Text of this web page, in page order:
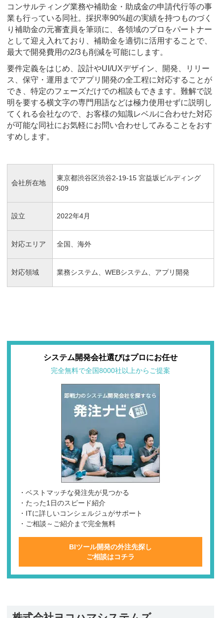
コンサルティング業務や補助金・助成金の申請代行等の事
業も行っている同社。採択率90%超の実績を持つものづく
り補助金の元審査員を筆頭に、各領域のプロをパートナー
として迎え入れており、補助金を適切に活用することで、
最大で開発費用の2/3も削減を可能にします。
要件定義をはじめ、設計やUI/UXデザイン、開発、リリー
ス、保守・運用までアプリ開発の全工程に対応することが
でき、特定のフェーズだけでの相談もできます。難解で説
明を要する横文字の専門用語などは極力使用せずに説明し
てくれる会社なので、お客様の知識レベルに合わせた対応
が可能な同社にお気軽にお問い合わせしてみることをおす
すめします。
会社所在地
東京都渋谷区渋谷2-19-15 宮益坂ビルディング
609
設立 2022年4月
対応エリア 全国、海外
対応領域 業務システム、WEBシステム、アプリ開発
システム開発会社選びはプロにお任せ
完全無料で全国8000社以上からご提案
・ベストマッチな発注先が見つかる
・たった1日のスピード紹介
・ITに詳しいコンシェルジュがサポート
・ご相談～ご紹介まで完全無料
BIツール開発の外注先探し
ご相談はコチラ